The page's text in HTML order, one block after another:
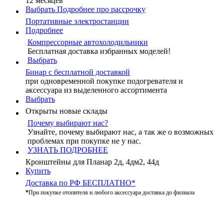
Выбрать Подробнее про рассрочку
Портативные электростанции
Подробнее
Компрессорные автохолодильники
Бесплатная доставка избранных моделей!
Выбрать
Бинар с бесплатной доставкой
при одновременной покупке подогревателя и
аксессуара из выделенного ассортимента
Выбрать
Открыты новые склады
Почему выбирают нас?
Узнайте, почему выбирают нас, а так же о возможных
проблемах при покупке не у нас.
УЗНАТЬ ПОДРОБНЕЕ
Кронштейны для Планар 2д, 4дм2, 44д
Купить
Доставка по РФ БЕСПЛАТНО*
*При покупке отопителя и любого аксессуара доставка до филиала